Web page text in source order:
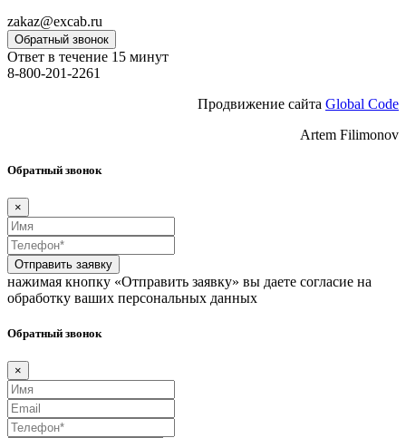
zakaz@excab.ru
Обратный звонок
Ответ в течение 15 минут
8-800-201-2261
Продвижение сайта Global Code
Artem Filimonov
Обратный звонок
×
Отправить заявку
нажимая кнопку «Отправить заявку» вы даете согласие на
обработку ваших персональных данных
Обратный звонок
×